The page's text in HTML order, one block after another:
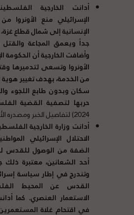
أدانت الخارجية
الإسرائيلي منع الأونروا
الإنسانية إلى شمال قطاع
جداً ويعمق المجاعة
وأضافت الخارجية أن الحكومة
الأونروا وتسعى لتدميرها
من الخدمة، بهدف تغيير
سكان وبدون طابع اللجوء
حربها لتصفية القضية
2024) لتفاصيل الخبر ومصدره الأصلي،
أدانت وزارة الخارجية
الاحتلال الإسرائيلي
الضفة من الوصول للقدس
أحد الشعانين، معتبرة ذلك
وتندرج في إطار سياسة
القدس عن المحيط
الاستعمار العنصري. كما
في اقتحام غلاة